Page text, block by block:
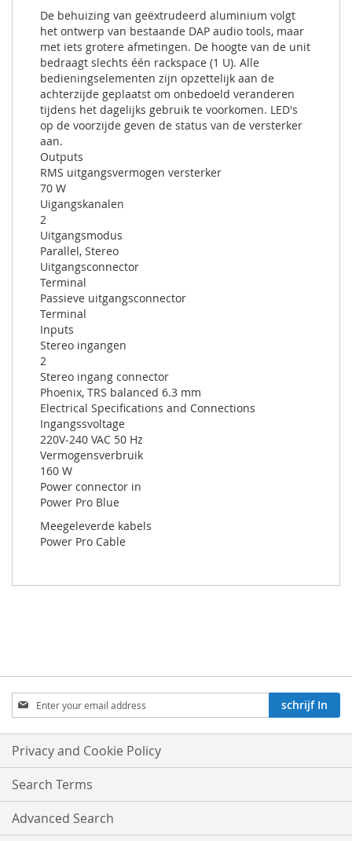
De behuizing van geëxtrudeerd aluminium volgt
het ontwerp van bestaande DAP audio tools, maar
met iets grotere afmetingen. De hoogte van de unit
bedraagt slechts één rackspace (1 U). Alle
bedieningselementen zijn opzettelijk aan de
achterzijde geplaatst om onbedoeld veranderen
tijdens het dagelijks gebruik te voorkomen. LED's
op de voorzijde geven de status van de versterker
aan.
Outputs
RMS uitgangsvermogen versterker
70 W
Uigangskanalen
2
Uitgangsmodus
Parallel, Stereo
Uitgangsconnector
Terminal
Passieve uitgangsconnector
Terminal
Inputs
Stereo ingangen
2
Stereo ingang connector
Phoenix, TRS balanced 6.3 mm
Electrical Specifications and Connections
Ingangssvoltage
220V-240 VAC 50 Hz
Vermogensverbruik
160 W
Power connector in
Power Pro Blue
Meegeleverde kabels
Power Pro Cable
Aboneren
op
onze
nieuwsbrief:
schrijf In
Privacy and Cookie Policy
Search Terms
Advanced Search